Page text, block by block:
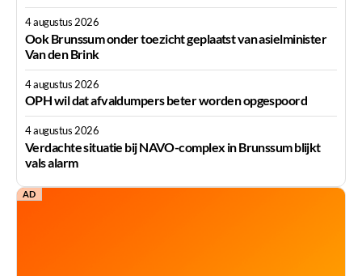
4 augustus 2026
Ook Brunssum onder toezicht geplaatst van asielminister
Van den Brink
4 augustus 2026
OPH wil dat afvaldumpers beter worden opgespoord
4 augustus 2026
Verdachte situatie bij NAVO-complex in Brunssum blijkt
vals alarm
AD